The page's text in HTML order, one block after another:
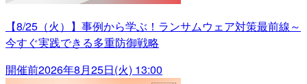
【8/25（火）】事例から学ぶ！ランサムウェア対策最前線～
今すぐ実践できる多重防御戦略
開催前2026年8月25日(火) 13:00